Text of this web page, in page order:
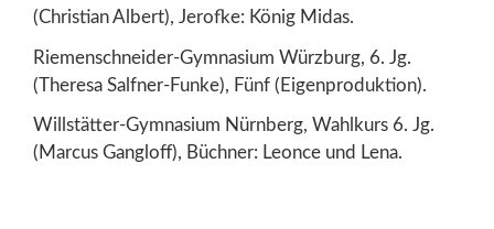
(Christian Albert), Jerofke: König Midas.
Riemenschneider-Gymnasium Würzburg, 6. Jg.
(Theresa Salfner-Funke), Fünf (Eigenproduktion).
Willstätter-Gymnasium Nürnberg, Wahlkurs 6. Jg.
(Marcus Gangloff), Büchner: Leonce und Lena.